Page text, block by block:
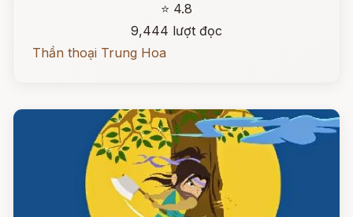
⭐ 4.8
9,444 lượt đọc
Thần thoại Trung Hoa